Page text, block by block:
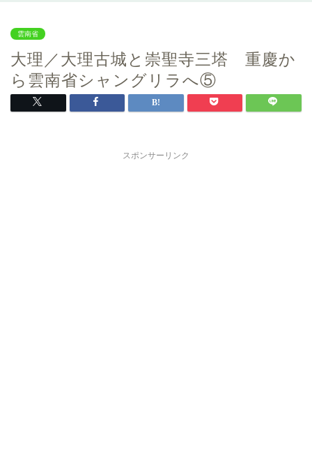
雲南省
大理／大理古城と崇聖寺三塔 重慶か
ら雲南省シャングリラへ⑤
スポンサーリンク